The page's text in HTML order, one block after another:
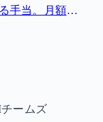
手当。月額
ームズ